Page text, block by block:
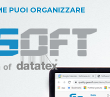
PUOI ORGANIZZARE